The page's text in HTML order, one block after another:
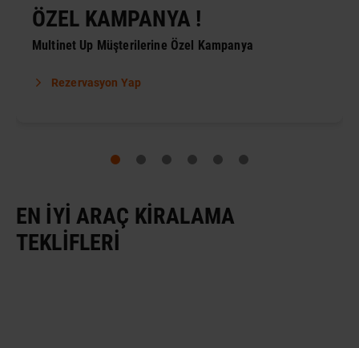
ÖZEL KAMPANYA !
Multinet Up Müşterilerine Özel Kampanya
Rezervasyon Yap
EN İYI ARAÇ KIRALAMA
TEKLIFLERI